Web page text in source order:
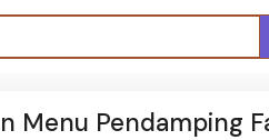
Menu Pendamping